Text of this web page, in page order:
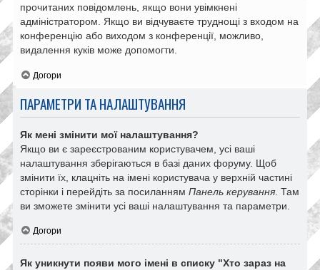
прочитаних повідомлень, якщо вони увімкнені
адміністратором. Якщо ви відчуваєте труднощі з входом на
конференцію або виходом з конференції, можливо,
видалення куків може допомогти.
Догори
ПАРАМЕТРИ ТА НАЛАШТУВАННЯ
Як мені змінити мої налаштування?
Якщо ви є зареєстрованим користувачем, усі ваші
налаштування зберігаються в базі даних форуму. Щоб
змінити їх, клацніть на імені користувача у верхній частині
сторінки і перейдіть за посиланням Панель керування. Там
ви зможете змінити усі ваші налаштування та параметри.
Догори
Як уникнути появи мого імені в списку "Хто зараз на